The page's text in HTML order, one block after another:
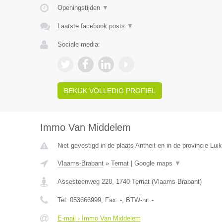
Openingstijden ▼
Laatste facebook posts ▼
Sociale media:
BEKIJK VOLLEDIG PROFIEL
Immo Van Middelem
Niet gevestigd in de plaats Antheit en in de provincie
Vlaams-Brabant» Ternat| Google maps ▼
Assesteenweg 228, 1740 Ternat(Vlaams-Brabant)
Tel: 053666999, Fax: -, BTW-nr: -
E-mail › Immo Van Middelem